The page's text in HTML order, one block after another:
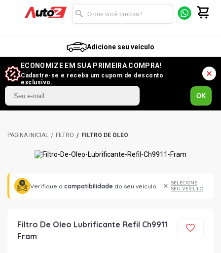
Adicione seu veículo
ECONOMIZE EM SUA PRIMEIRA COMPRA!
Cadastre-se e receba um cupom de desconto
exclusivo.
OK
FILTRO FILTRO DE ÓLEO
Verifique a compatibilidade do seu veículo
SELECIONE
SEU VEÍCULO
Filtro De Oleo Lubrificante Refil Ch9911
Fram